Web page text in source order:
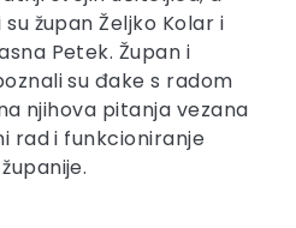
župan Željko Kolar i
Petek. Župan i
su đake s radom
njihova pitanja vezana
rad i funkcioniranje